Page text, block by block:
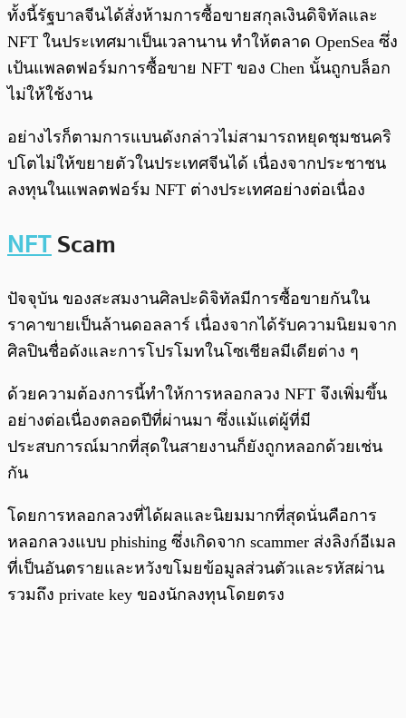
ทั้งนี้รัฐบาลจีนได้สั่งห้ามการซื้อขายสกุลเงินดิจิทัลและ
NFT ในประเทศมาเป็นเวลานาน ทำให้ตลาด OpenSea ซึ่ง
เป้นแพลตฟอร์มการซื้อขาย NFT ของ Chen นั้นถูกบล็อก
ไม่ให้ใช้งาน
อย่างไรก็ตามการแบนดังกล่าวไม่สามารถหยุดชุมชนคริ
ปโตไม่ให้ขยายตัวในประเทศจีนได้ เนื่องจากประชาชน
ลงทุนในแพลตฟอร์ม NFT ต่างประเทศอย่างต่อเนื่อง
NFTScam
ปัจจุบัน ของสะสมงานศิลปะดิจิทัลมีการซื้อขายกันใน
ราคาขายเป็นล้านดอลลาร์ เนื่องจากได้รับความนิยมจาก
ศิลปินชื่อดังและการโปรโมทในโซเชียลมีเดียต่าง ๆ
ด้วยความต้องการนี้ทำให้การหลอกลวง NFT จึงเพิ่มขึ้น
อย่างต่อเนื่องตลอดปีที่ผ่านมา ซึ่งแม้แต่ผู้ที่มี
ประสบการณ์มากที่สุดในสายงานก็ยังถูกหลอกด้วยเช่น
กัน
โดยการหลอกลวงที่ได้ผลและนิยมมากที่สุดนั่นคือการ
หลอกลวงแบบ phishing ซึ่งเกิดจาก scammer ส่งลิงก์อีเมล
ที่เป็นอันตรายและหวังขโมยข้อมูลส่วนตัวและรหัสผ่าน
รวมถึง private key ของนักลงทุนโดยตรง